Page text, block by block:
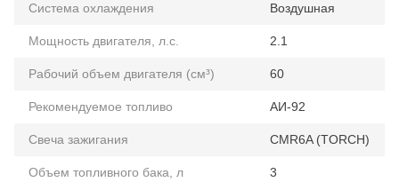
Система охлаждения Воздушная
Мощность двигателя, л.с. 2.1
Рабочий объем двигателя (см³) 60
Рекомендуемое топливо АИ-92
Свеча зажигания CMR6A (TORCH)
Объем топливного бака, л 3